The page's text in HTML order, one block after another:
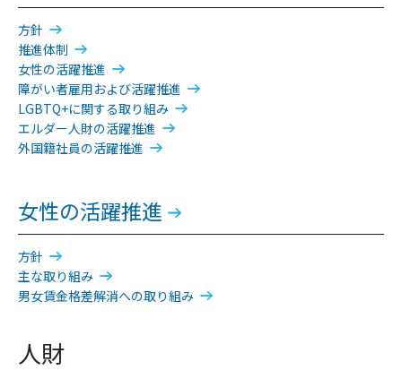
方針
推進体制
女性の活躍推進
障がい者雇用および活躍推進
LGBTQ+に関する取り組み
エルダー人財の活躍推進
外国籍社員の活躍推進
女性の活躍推進
方針
主な取り組み
男女賃金格差解消への取り組み
人財